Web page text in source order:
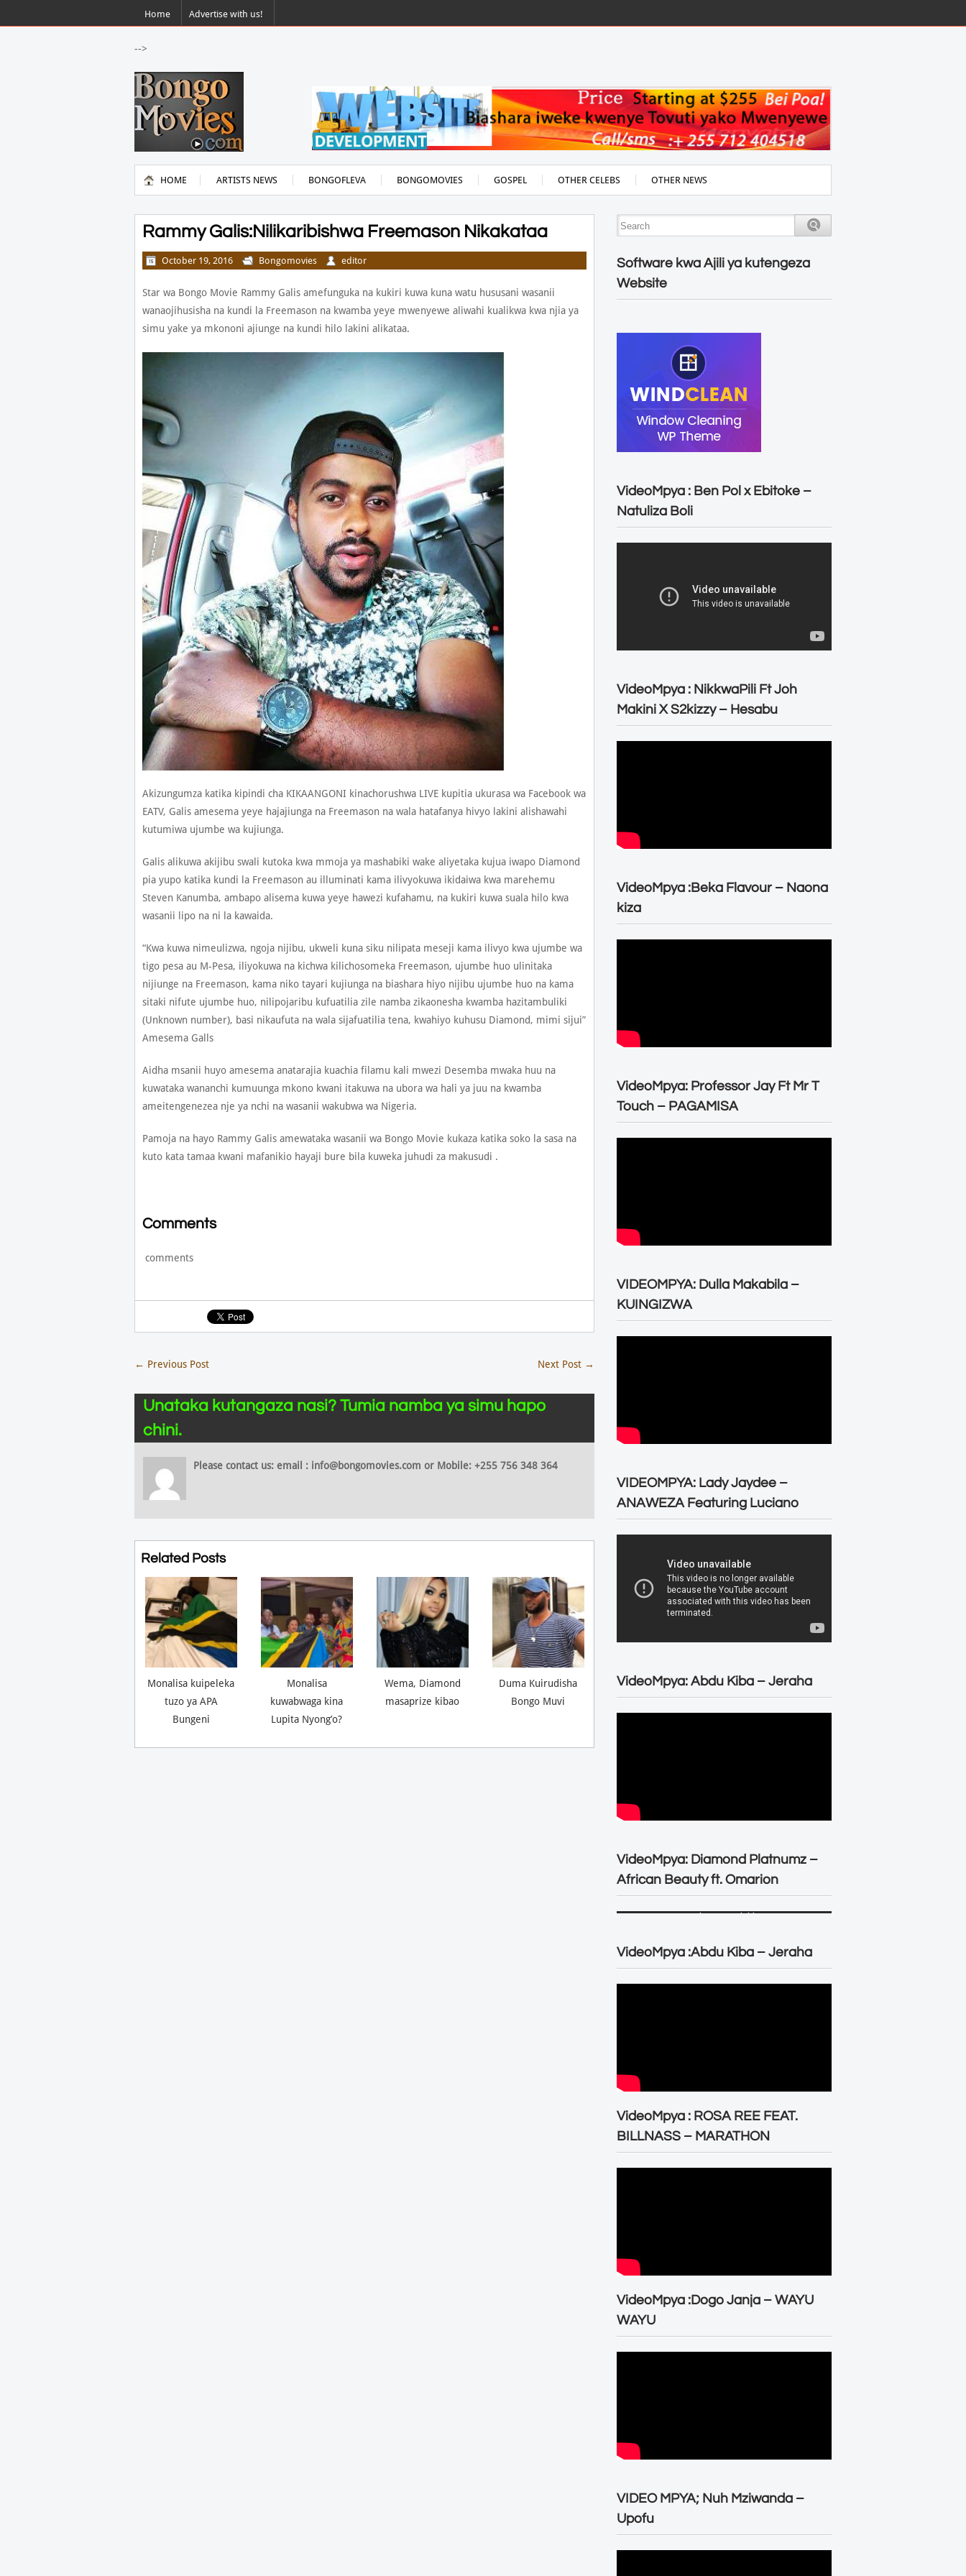
Home Advertise with us!
-->
HOME ARTISTS NEWS BONGOFLEVA BONGOMOVIES GOSPEL OTHER CELEBS OTHER NEWS
Rammy Galis:Nilikaribishwa Freemason Nikakataa
October 19, 2016 Bongomovies editor
Star wa Bongo Movie Rammy Galis amefunguka na kukiri kuwa kuna watu hususani wasanii
wanaojihusisha na kundi la Freemason na kwamba yeye mwenyewe aliwahi kualikwa kwa njia ya
simu yake ya mkononi ajiunge na kundi hilo lakini alikataa.
Akizungumza katika kipindi cha KIKAANGONI kinachorushwa LIVE kupitia ukurasa wa Facebook wa
EATV, Galis amesema yeye hajajiunga na Freemason na wala hatafanya hivyo lakini alishawahi
kutumiwa ujumbe wa kujiunga.
Galis alikuwa akijibu swali kutoka kwa mmoja ya mashabiki wake aliyetaka kujua iwapo Diamond
pia yupo katika kundi la Freemason au illuminati kama ilivyokuwa ikidaiwa kwa marehemu
Steven Kanumba, ambapo alisema kuwa yeye hawezi kufahamu, na kukiri kuwa suala hilo kwa
wasanii lipo na ni la kawaida.
“Kwa kuwa nimeulizwa, ngoja nijibu, ukweli kuna siku nilipata meseji kama ilivyo kwa ujumbe wa
tigo pesa au M-Pesa, iliyokuwa na kichwa kilichosomeka Freemason, ujumbe huo ulinitaka
nijiunge na Freemason, kama niko tayari kujiunga na biashara hiyo nijibu ujumbe huo na kama
sitaki nifute ujumbe huo, nilipojaribu kufuatilia zile namba zikaonesha kwamba hazitambuliki
(Unknown number), basi nikaufuta na wala sijafuatilia tena, kwahiyo kuhusu Diamond, mimi sijui”
Amesema Galls
Aidha msanii huyo amesema anatarajia kuachia filamu kali mwezi Desemba mwaka huu na
kuwataka wananchi kumuunga mkono kwani itakuwa na ubora wa hali ya juu na kwamba
ameitengenezea nje ya nchi na wasanii wakubwa wa Nigeria.
Pamoja na hayo Rammy Galis amewataka wasanii wa Bongo Movie kukaza katika soko la sasa na
kuto kata tamaa kwani mafanikio hayaji bure bila kuweka juhudi za makusudi .
Comments
comments
← Previous Post Next Post →
Unataka kutangaza nasi? Tumia namba ya simu hapo
chini.
Please contact us: email : info@bongomovies.com or Mobile: +255 756 348 364
Related Posts
Monalisa kuipeleka
tuzo ya APA
Bungeni
Monalisa
kuwabwaga kina
Lupita Nyong’o?
Wema, Diamond
masaprize kibao
Duma Kuirudisha
Bongo Muvi
Software kwa Ajili ya kutengeza
Website
VideoMpya : Ben Pol x Ebitoke –
Natuliza Boli
VideoMpya : NikkwaPili Ft Joh
Makini X S2kizzy – Hesabu
VideoMpya :Beka Flavour – Naona
kiza
VideoMpya: Professor Jay Ft Mr T
Touch – PAGAMISA
VIDEOMPYA: Dulla Makabila –
KUINGIZWA
VIDEOMPYA: Lady Jaydee –
ANAWEZA Featuring Luciano
VideoMpya: Abdu Kiba – Jeraha
VideoMpya: Diamond Platnumz –
African Beauty ft. Omarion
VideoMpya :Abdu Kiba – Jeraha
VideoMpya : ROSA REE FEAT.
BILLNASS – MARATHON
VideoMpya :Dogo Janja – WAYU
WAYU
VIDEO MPYA; Nuh Mziwanda –
Upofu